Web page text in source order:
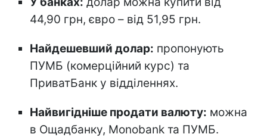
44,90 грн, євро – від 51,95 грн.
Найдешевший долар: пропонують
ПУМБ (комерційний курс) та
ПриватБанк у відділеннях.
Найвигідніше продати валюту: можна
в Ощадбанку, Monobank та ПУМБ.